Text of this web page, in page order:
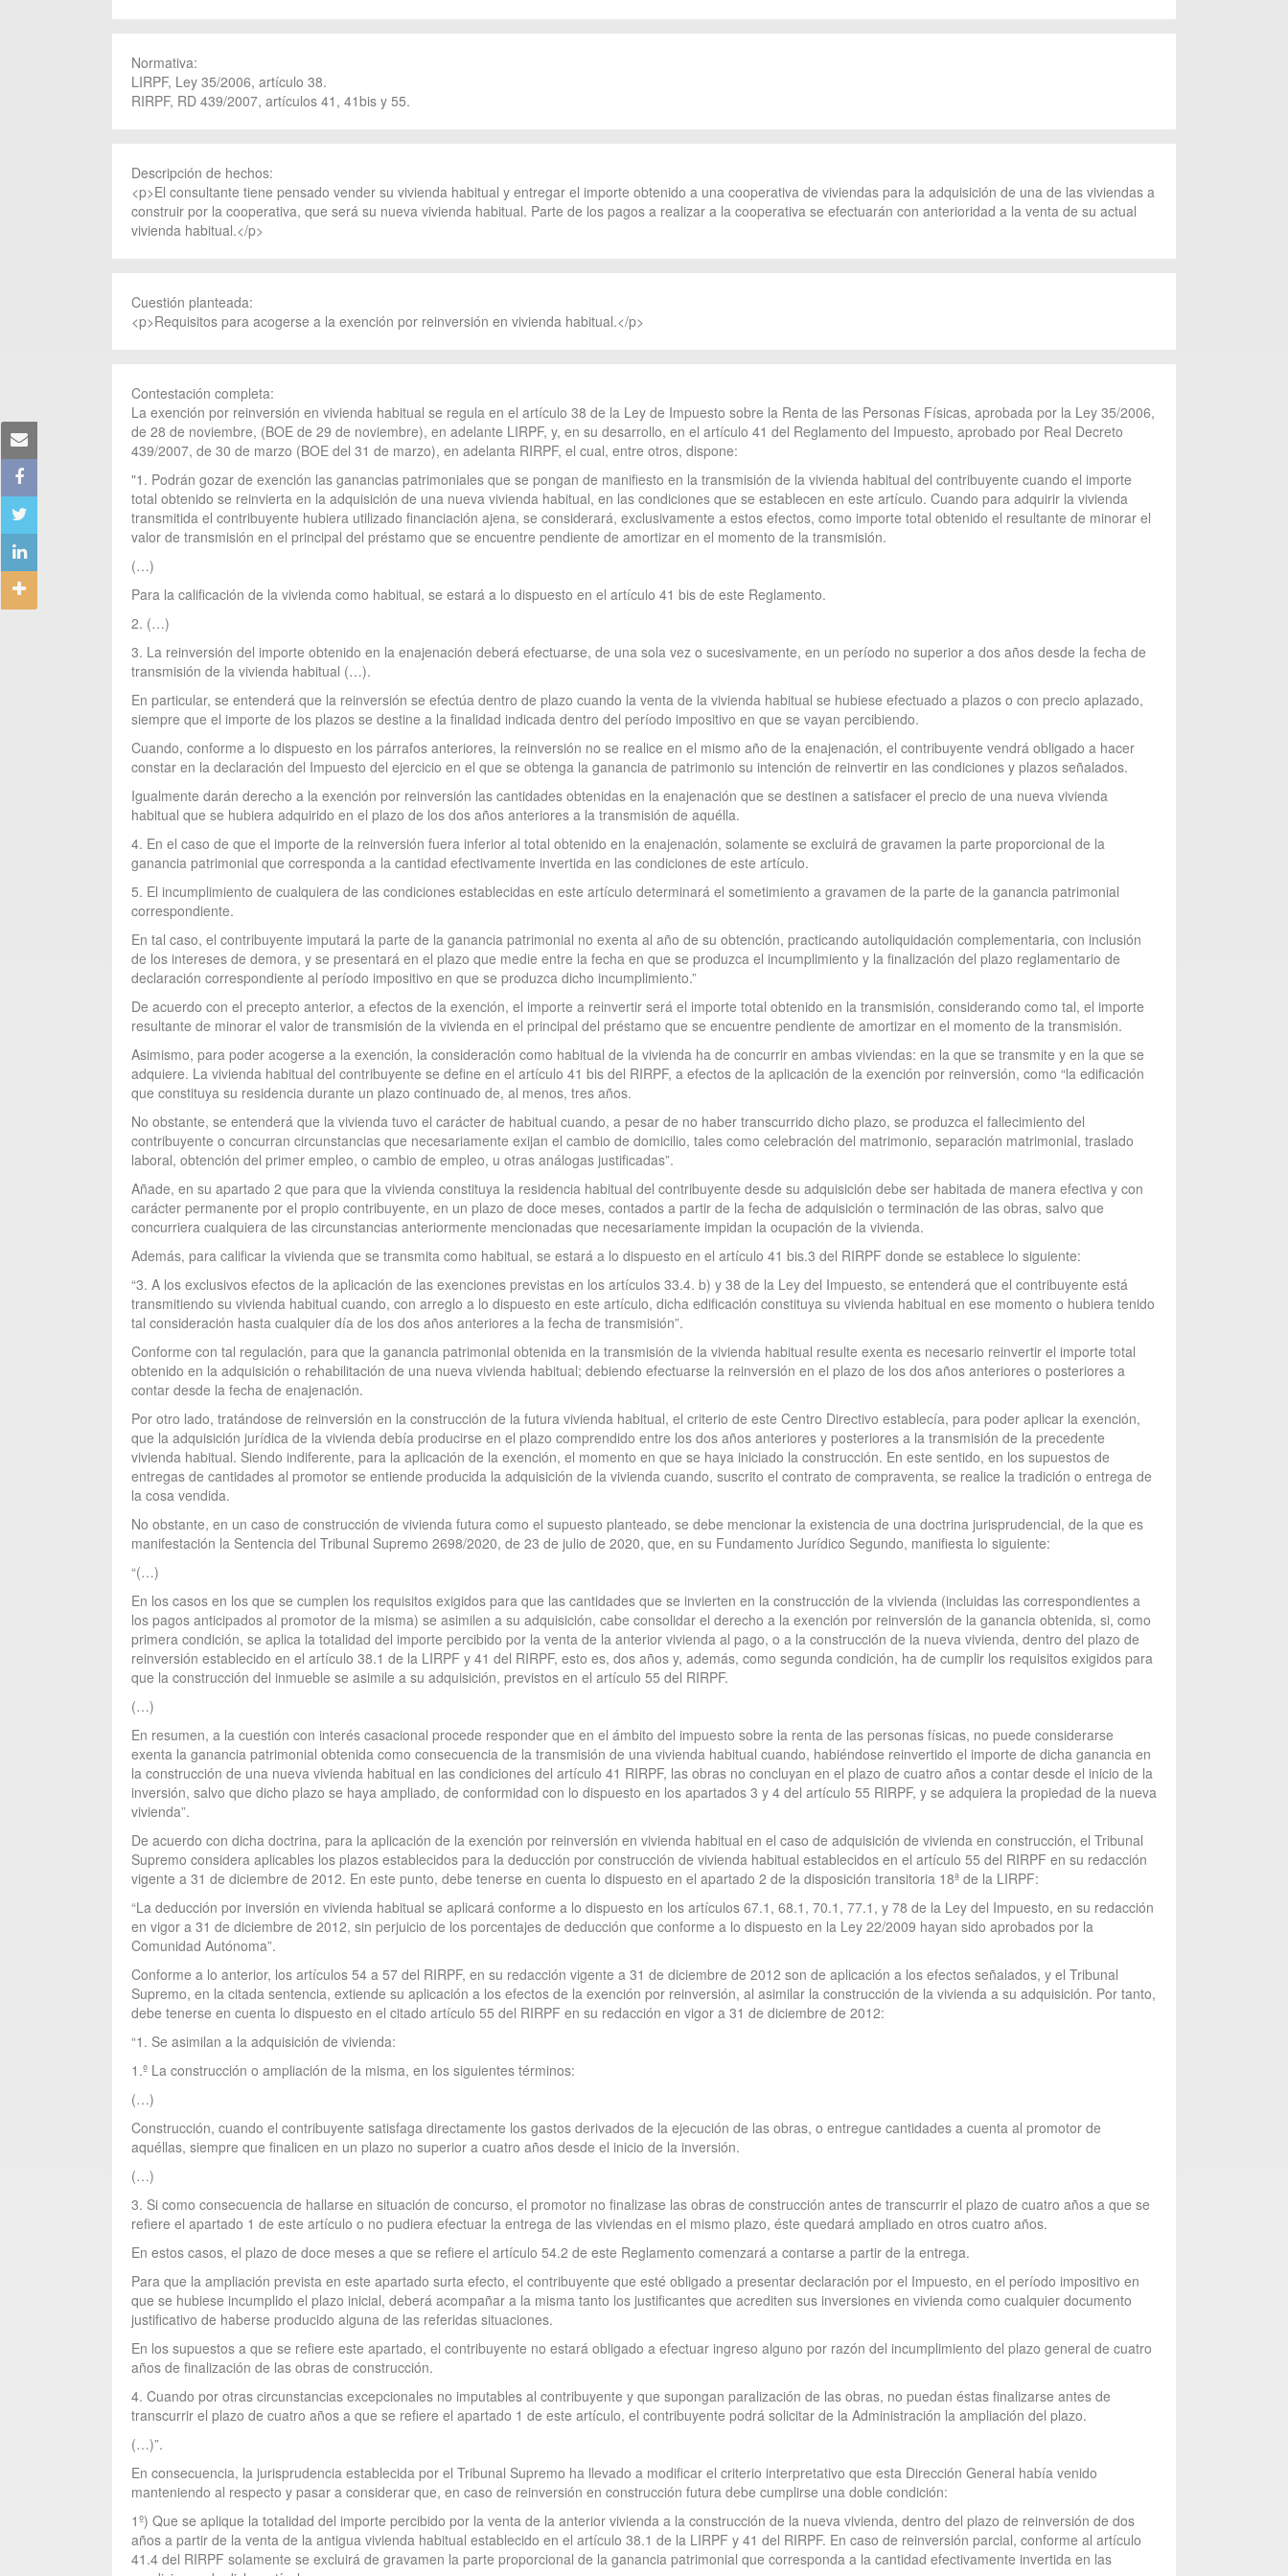
Normativa:
LIRPF, Ley 35/2006, artículo 38.
RIRPF, RD 439/2007, artículos 41, 41bis y 55.
Descripción de hechos:
<p>El consultante tiene pensado vender su vivienda habitual y entregar el importe obtenido a una cooperativa de viviendas para la adquisición de una de las viviendas a
construir por la cooperativa, que será su nueva vivienda habitual. Parte de los pagos a realizar a la cooperativa se efectuarán con anterioridad a la venta de su actual
vivienda habitual.</p>
Cuestión planteada:
<p>Requisitos para acogerse a la exención por reinversión en vivienda habitual.</p>
Contestación completa:
La exención por reinversión en vivienda habitual se regula en el artículo 38 de la Ley de Impuesto sobre la Renta de las Personas Físicas, aprobada por la Ley 35/2006,
de 28 de noviembre, (BOE de 29 de noviembre), en adelante LIRPF, y, en su desarrollo, en el artículo 41 del Reglamento del Impuesto, aprobado por Real Decreto
439/2007, de 30 de marzo (BOE del 31 de marzo), en adelanta RIRPF, el cual, entre otros, dispone:
"1. Podrán gozar de exención las ganancias patrimoniales que se pongan de manifiesto en la transmisión de la vivienda habitual del contribuyente cuando el importe
total obtenido se reinvierta en la adquisición de una nueva vivienda habitual, en las condiciones que se establecen en este artículo. Cuando para adquirir la vivienda
transmitida el contribuyente hubiera utilizado financiación ajena, se considerará, exclusivamente a estos efectos, como importe total obtenido el resultante de minorar el
valor de transmisión en el principal del préstamo que se encuentre pendiente de amortizar en el momento de la transmisión.
(…)
Para la calificación de la vivienda como habitual, se estará a lo dispuesto en el artículo 41 bis de este Reglamento.
2. (…)
3. La reinversión del importe obtenido en la enajenación deberá efectuarse, de una sola vez o sucesivamente, en un período no superior a dos años desde la fecha de
transmisión de la vivienda habitual (…).
En particular, se entenderá que la reinversión se efectúa dentro de plazo cuando la venta de la vivienda habitual se hubiese efectuado a plazos o con precio aplazado,
siempre que el importe de los plazos se destine a la finalidad indicada dentro del período impositivo en que se vayan percibiendo.
Cuando, conforme a lo dispuesto en los párrafos anteriores, la reinversión no se realice en el mismo año de la enajenación, el contribuyente vendrá obligado a hacer
constar en la declaración del Impuesto del ejercicio en el que se obtenga la ganancia de patrimonio su intención de reinvertir en las condiciones y plazos señalados.
Igualmente darán derecho a la exención por reinversión las cantidades obtenidas en la enajenación que se destinen a satisfacer el precio de una nueva vivienda
habitual que se hubiera adquirido en el plazo de los dos años anteriores a la transmisión de aquélla.
4. En el caso de que el importe de la reinversión fuera inferior al total obtenido en la enajenación, solamente se excluirá de gravamen la parte proporcional de la
ganancia patrimonial que corresponda a la cantidad efectivamente invertida en las condiciones de este artículo.
5. El incumplimiento de cualquiera de las condiciones establecidas en este artículo determinará el sometimiento a gravamen de la parte de la ganancia patrimonial
correspondiente.
En tal caso, el contribuyente imputará la parte de la ganancia patrimonial no exenta al año de su obtención, practicando autoliquidación complementaria, con inclusión
de los intereses de demora, y se presentará en el plazo que medie entre la fecha en que se produzca el incumplimiento y la finalización del plazo reglamentario de
declaración correspondiente al período impositivo en que se produzca dicho incumplimiento.”
De acuerdo con el precepto anterior, a efectos de la exención, el importe a reinvertir será el importe total obtenido en la transmisión, considerando como tal, el importe
resultante de minorar el valor de transmisión de la vivienda en el principal del préstamo que se encuentre pendiente de amortizar en el momento de la transmisión.
Asimismo, para poder acogerse a la exención, la consideración como habitual de la vivienda ha de concurrir en ambas viviendas: en la que se transmite y en la que se
adquiere. La vivienda habitual del contribuyente se define en el artículo 41 bis del RIRPF, a efectos de la aplicación de la exención por reinversión, como “la edificación
que constituya su residencia durante un plazo continuado de, al menos, tres años.
No obstante, se entenderá que la vivienda tuvo el carácter de habitual cuando, a pesar de no haber transcurrido dicho plazo, se produzca el fallecimiento del
contribuyente o concurran circunstancias que necesariamente exijan el cambio de domicilio, tales como celebración del matrimonio, separación matrimonial, traslado
laboral, obtención del primer empleo, o cambio de empleo, u otras análogas justificadas”.
Añade, en su apartado 2 que para que la vivienda constituya la residencia habitual del contribuyente desde su adquisición debe ser habitada de manera efectiva y con
carácter permanente por el propio contribuyente, en un plazo de doce meses, contados a partir de la fecha de adquisición o terminación de las obras, salvo que
concurriera cualquiera de las circunstancias anteriormente mencionadas que necesariamente impidan la ocupación de la vivienda.
Además, para calificar la vivienda que se transmita como habitual, se estará a lo dispuesto en el artículo 41 bis.3 del RIRPF donde se establece lo siguiente:
“3. A los exclusivos efectos de la aplicación de las exenciones previstas en los artículos 33.4. b) y 38 de la Ley del Impuesto, se entenderá que el contribuyente está
transmitiendo su vivienda habitual cuando, con arreglo a lo dispuesto en este artículo, dicha edificación constituya su vivienda habitual en ese momento o hubiera tenido
tal consideración hasta cualquier día de los dos años anteriores a la fecha de transmisión”.
Conforme con tal regulación, para que la ganancia patrimonial obtenida en la transmisión de la vivienda habitual resulte exenta es necesario reinvertir el importe total
obtenido en la adquisición o rehabilitación de una nueva vivienda habitual; debiendo efectuarse la reinversión en el plazo de los dos años anteriores o posteriores a
contar desde la fecha de enajenación.
Por otro lado, tratándose de reinversión en la construcción de la futura vivienda habitual, el criterio de este Centro Directivo establecía, para poder aplicar la exención,
que la adquisición jurídica de la vivienda debía producirse en el plazo comprendido entre los dos años anteriores y posteriores a la transmisión de la precedente
vivienda habitual. Siendo indiferente, para la aplicación de la exención, el momento en que se haya iniciado la construcción. En este sentido, en los supuestos de
entregas de cantidades al promotor se entiende producida la adquisición de la vivienda cuando, suscrito el contrato de compraventa, se realice la tradición o entrega de
la cosa vendida.
No obstante, en un caso de construcción de vivienda futura como el supuesto planteado, se debe mencionar la existencia de una doctrina jurisprudencial, de la que es
manifestación la Sentencia del Tribunal Supremo 2698/2020, de 23 de julio de 2020, que, en su Fundamento Jurídico Segundo, manifiesta lo siguiente:
“(…)
En los casos en los que se cumplen los requisitos exigidos para que las cantidades que se invierten en la construcción de la vivienda (incluidas las correspondientes a
los pagos anticipados al promotor de la misma) se asimilen a su adquisición, cabe consolidar el derecho a la exención por reinversión de la ganancia obtenida, si, como
primera condición, se aplica la totalidad del importe percibido por la venta de la anterior vivienda al pago, o a la construcción de la nueva vivienda, dentro del plazo de
reinversión establecido en el artículo 38.1 de la LIRPF y 41 del RIRPF, esto es, dos años y, además, como segunda condición, ha de cumplir los requisitos exigidos para
que la construcción del inmueble se asimile a su adquisición, previstos en el artículo 55 del RIRPF.
(…)
En resumen, a la cuestión con interés casacional procede responder que en el ámbito del impuesto sobre la renta de las personas físicas, no puede considerarse
exenta la ganancia patrimonial obtenida como consecuencia de la transmisión de una vivienda habitual cuando, habiéndose reinvertido el importe de dicha ganancia en
la construcción de una nueva vivienda habitual en las condiciones del artículo 41 RIRPF, las obras no concluyan en el plazo de cuatro años a contar desde el inicio de la
inversión, salvo que dicho plazo se haya ampliado, de conformidad con lo dispuesto en los apartados 3 y 4 del artículo 55 RIRPF, y se adquiera la propiedad de la nueva
vivienda”.
De acuerdo con dicha doctrina, para la aplicación de la exención por reinversión en vivienda habitual en el caso de adquisición de vivienda en construcción, el Tribunal
Supremo considera aplicables los plazos establecidos para la deducción por construcción de vivienda habitual establecidos en el artículo 55 del RIRPF en su redacción
vigente a 31 de diciembre de 2012. En este punto, debe tenerse en cuenta lo dispuesto en el apartado 2 de la disposición transitoria 18ª de la LIRPF:
“La deducción por inversión en vivienda habitual se aplicará conforme a lo dispuesto en los artículos 67.1, 68.1, 70.1, 77.1, y 78 de la Ley del Impuesto, en su redacción
en vigor a 31 de diciembre de 2012, sin perjuicio de los porcentajes de deducción que conforme a lo dispuesto en la Ley 22/2009 hayan sido aprobados por la
Comunidad Autónoma”.
Conforme a lo anterior, los artículos 54 a 57 del RIRPF, en su redacción vigente a 31 de diciembre de 2012 son de aplicación a los efectos señalados, y el Tribunal
Supremo, en la citada sentencia, extiende su aplicación a los efectos de la exención por reinversión, al asimilar la construcción de la vivienda a su adquisición. Por tanto,
debe tenerse en cuenta lo dispuesto en el citado artículo 55 del RIRPF en su redacción en vigor a 31 de diciembre de 2012:
“1. Se asimilan a la adquisición de vivienda:
1.º La construcción o ampliación de la misma, en los siguientes términos:
(…)
Construcción, cuando el contribuyente satisfaga directamente los gastos derivados de la ejecución de las obras, o entregue cantidades a cuenta al promotor de
aquéllas, siempre que finalicen en un plazo no superior a cuatro años desde el inicio de la inversión.
(…)
3. Si como consecuencia de hallarse en situación de concurso, el promotor no finalizase las obras de construcción antes de transcurrir el plazo de cuatro años a que se
refiere el apartado 1 de este artículo o no pudiera efectuar la entrega de las viviendas en el mismo plazo, éste quedará ampliado en otros cuatro años.
En estos casos, el plazo de doce meses a que se refiere el artículo 54.2 de este Reglamento comenzará a contarse a partir de la entrega.
Para que la ampliación prevista en este apartado surta efecto, el contribuyente que esté obligado a presentar declaración por el Impuesto, en el período impositivo en
que se hubiese incumplido el plazo inicial, deberá acompañar a la misma tanto los justificantes que acrediten sus inversiones en vivienda como cualquier documento
justificativo de haberse producido alguna de las referidas situaciones.
En los supuestos a que se refiere este apartado, el contribuyente no estará obligado a efectuar ingreso alguno por razón del incumplimiento del plazo general de cuatro
años de finalización de las obras de construcción.
4. Cuando por otras circunstancias excepcionales no imputables al contribuyente y que supongan paralización de las obras, no puedan éstas finalizarse antes de
transcurrir el plazo de cuatro años a que se refiere el apartado 1 de este artículo, el contribuyente podrá solicitar de la Administración la ampliación del plazo.
(…)”.
En consecuencia, la jurisprudencia establecida por el Tribunal Supremo ha llevado a modificar el criterio interpretativo que esta Dirección General había venido
manteniendo al respecto y pasar a considerar que, en caso de reinversión en construcción futura debe cumplirse una doble condición:
1º) Que se aplique la totalidad del importe percibido por la venta de la anterior vivienda a la construcción de la nueva vivienda, dentro del plazo de reinversión de dos
años a partir de la venta de la antigua vivienda habitual establecido en el artículo 38.1 de la LIRPF y 41 del RIRPF. En caso de reinversión parcial, conforme al artículo
41.4 del RIRPF solamente se excluirá de gravamen la parte proporcional de la ganancia patrimonial que corresponda a la cantidad efectivamente invertida en las